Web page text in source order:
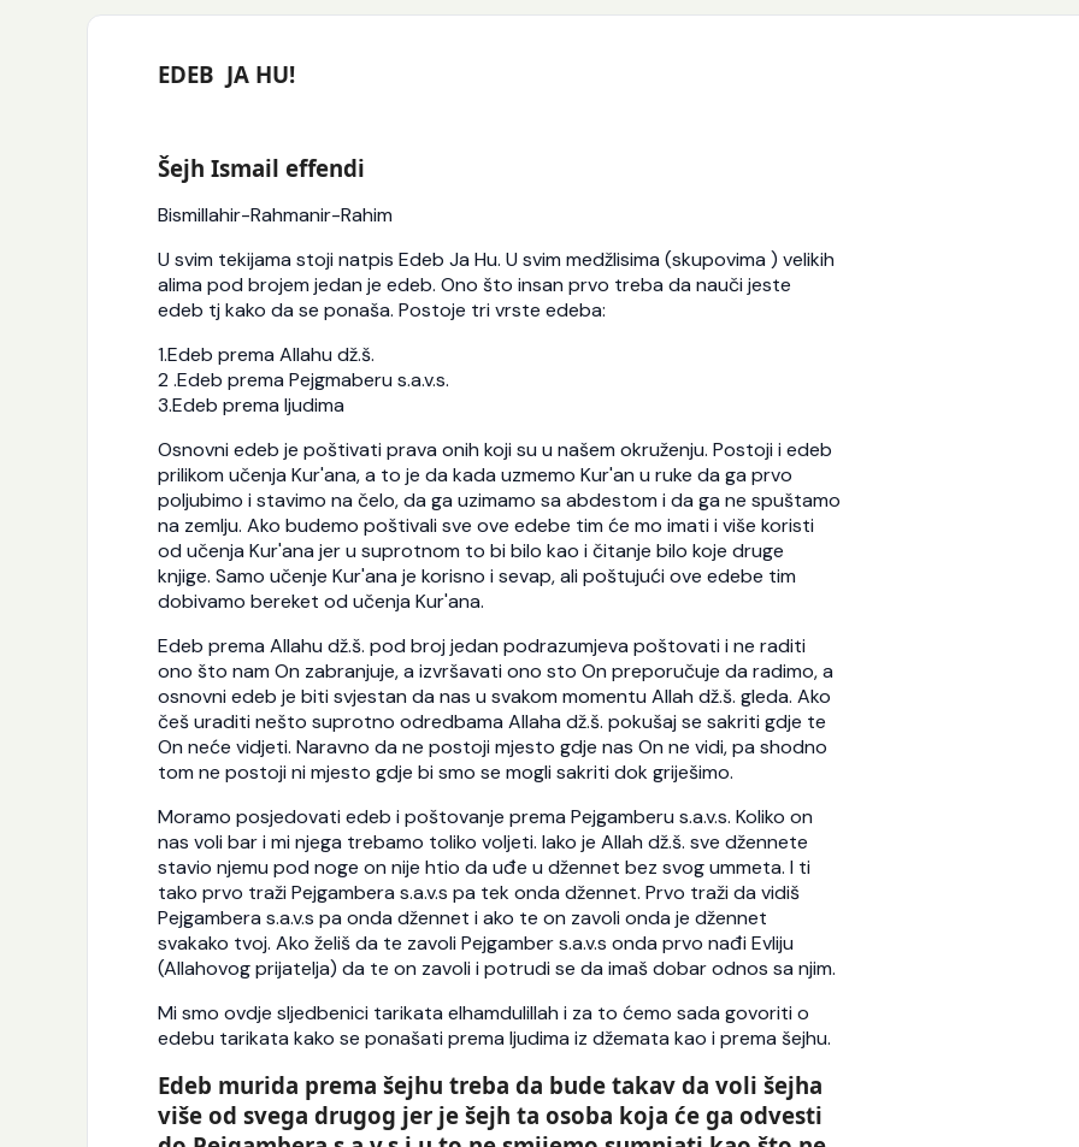
EDEB JA HU!
Šejh Ismail effendi
Bismillahir-Rahmanir-Rahim
U svim tekijama stoji natpis Edeb Ja Hu. U svim medžlisima (skupovima ) velikih
alima pod brojem jedan je edeb. Ono što insan prvo treba da nauči jeste
edeb tj kako da se ponaša. Postoje tri vrste edeba:
1.Edeb prema Allahu dž.š.
2 .Edeb prema Pejgmaberu s.a.v.s.
3.Edeb prema ljudima
Osnovni edeb je poštivati prava onih koji su u našem okruženju. Postoji i edeb
prilikom učenja Kur'ana, a to je da kada uzmemo Kur'an u ruke da ga prvo
poljubimo i stavimo na čelo, da ga uzimamo sa abdestom i da ga ne spuštamo
na zemlju. Ako budemo poštivali sve ove edebe tim će mo imati i više koristi
od učenja Kur'ana jer u suprotnom to bi bilo kao i čitanje bilo koje druge
knjige. Samo učenje Kur'ana je korisno i sevap, ali poštujući ove edebe tim
dobivamo bereket od učenja Kur'ana.
Edeb prema Allahu dž.š. pod broj jedan podrazumjeva poštovati i ne raditi
ono što nam On zabranjuje, a izvršavati ono sto On preporučuje da radimo, a
osnovni edeb je biti svjestan da nas u svakom momentu Allah dž.š. gleda. Ako
češ uraditi nešto suprotno odredbama Allaha dž.š. pokušaj se sakriti gdje te
On neće vidjeti. Naravno da ne postoji mjesto gdje nas On ne vidi, pa shodno
tom ne postoji ni mjesto gdje bi smo se mogli sakriti dok griješimo.
Moramo posjedovati edeb i poštovanje prema Pejgamberu s.a.v.s. Koliko on
nas voli bar i mi njega trebamo toliko voljeti. Iako je Allah dž.š. sve džennete
stavio njemu pod noge on nije htio da uđe u džennet bez svog ummeta. I ti
tako prvo traži Pejgambera s.a.v.s pa tek onda džennet. Prvo traži da vidiš
Pejgambera s.a.v.s pa onda džennet i ako te on zavoli onda je džennet
svakako tvoj. Ako želiš da te zavoli Pejgamber s.a.v.s onda prvo nađi Evliju
(Allahovog prijatelja) da te on zavoli i potrudi se da imaš dobar odnos sa njim.
Mi smo ovdje sljedbenici tarikata elhamdulillah i za to ćemo sada govoriti o
edebu tarikata kako se ponašati prema ljudima iz džemata kao i prema šejhu.
Edeb murida prema šejhu treba da bude takav da voli šejha
više od svega drugog jer je šejh ta osoba koja će ga odvesti